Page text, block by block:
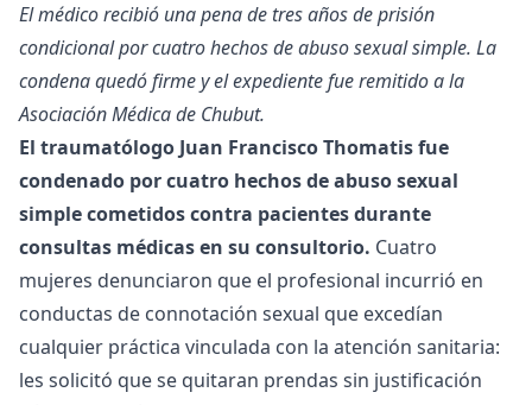
El médico recibió una pena de tres años de prisión
condicional por cuatro hechos de abuso sexual simple. La
condena quedó firme y el expediente fue remitido a la
Asociación Médica de Chubut.
El traumatólogo Juan Francisco Thomatis fue
condenado por cuatro hechos de abuso sexual
simple cometidos contra pacientes durante
consultas médicas en su consultorio. Cuatro
mujeres denunciaron que el profesional incurrió en
conductas de connotación sexual que excedían
cualquier práctica vinculada con la atención sanitaria:
les solicitó que se quitaran prendas sin justificación